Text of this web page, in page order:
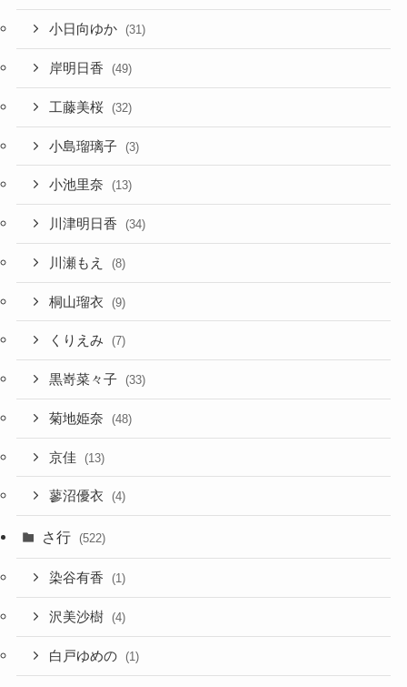
小日向ゆか (31)
岸明日香 (49)
工藤美桜 (32)
小島瑠璃子 (3)
小池里奈 (13)
川津明日香 (34)
川瀬もえ (8)
桐山瑠衣 (9)
くりえみ (7)
黒嵜菜々子 (33)
菊地姫奈 (48)
京佳 (13)
蓼沼優衣 (4)
さ行 (522)
染谷有香 (1)
沢美沙樹 (4)
白戸ゆめの (1)